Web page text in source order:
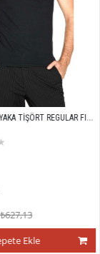
JOYT22002 V YAKA TİŞÖRT REGULAR FIT %100 PAMUK COMPACK PENYE
₺627,13
Ekle